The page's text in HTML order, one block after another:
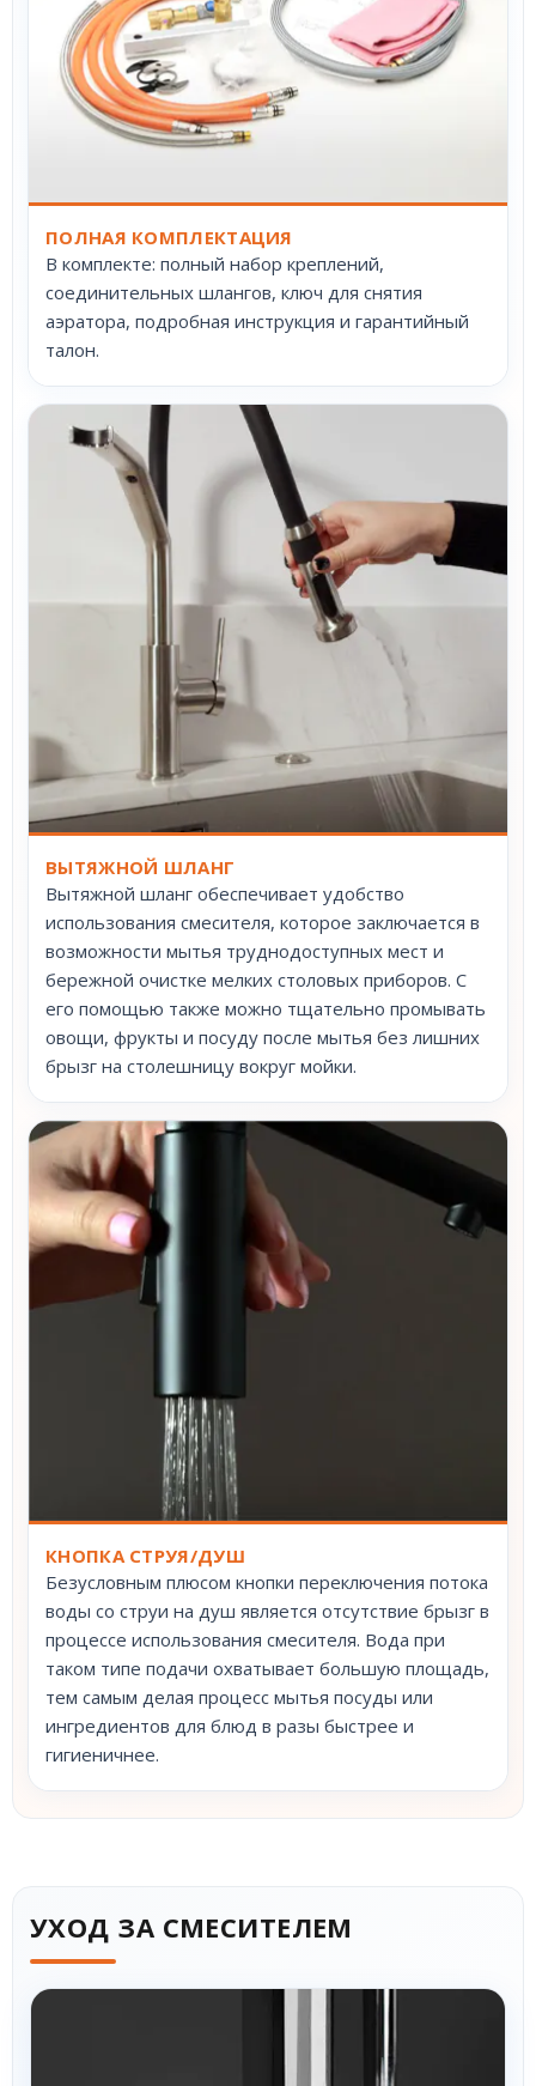
ПОЛНАЯ КОМПЛЕКТАЦИЯ
В комплекте: полный набор креплений,
соединительных шлангов, ключ для снятия
аэратора, подробная инструкция и гарантийный
талон.
ВЫТЯЖНОЙ ШЛАНГ
Вытяжной шланг обеспечивает удобство
использования смесителя, которое заключается в
возможности мытья труднодоступных мест и
бережной очистке мелких столовых приборов. С
его помощью также можно тщательно промывать
овощи, фрукты и посуду после мытья без лишних
брызг на столешницу вокруг мойки.
КНОПКА СТРУЯ/ДУШ
Безусловным плюсом кнопки переключения потока
воды со струи на душ является отсутствие брызг в
процессе использования смесителя. Вода при
таком типе подачи охватывает большую площадь,
тем самым делая процесс мытья посуды или
ингредиентов для блюд в разы быстрее и
гигиеничнее.
УХОД ЗА СМЕСИТЕЛЕМ